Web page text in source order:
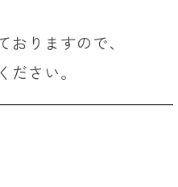
りますので、
さい。